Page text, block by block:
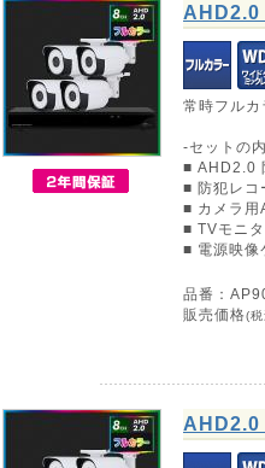
AHD2.0
常時フル
-セットの
■ AHD2.0
■ 防犯レ
■ カメラ
■ TVモニ
■ 電源映
品番：
販売価格(
AHD2.0